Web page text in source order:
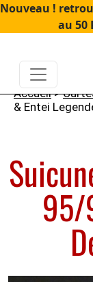
Nouveau !
au 50
Accueil>
& Entei
95/